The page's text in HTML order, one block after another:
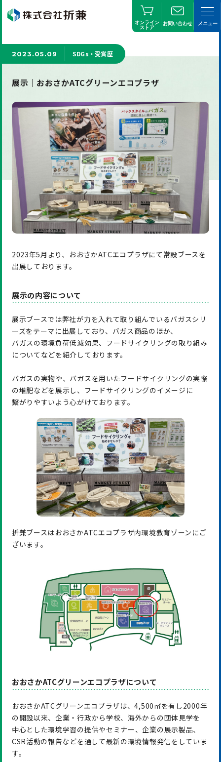
オンライン
ストア
お問い合わせ メニュー
2023.05.09 SDGs・受賞歴
展示｜おおさかATCグリーンエコプラザ
2023年5月より、おおさかATCエコプラザにて常設ブースを
出展しております。
展示の内容について
展示ブースでは弊社が力を入れて取り組んでいるバガスシリ
ーズをテーマに出展しており、バガス商品のほか、
バガスの環境負荷低減効果、フードサイクリングの取り組み
についてなどを紹介しております。
バガスの実物や、バガスを用いたフードサイクリングの実際
の堆肥などを展示し、フードサイクリングのイメージに
繋がりやすいよう心がけております。
折兼ブースはおおさかATCエコプラザ内環境教育ゾーンにご
ざいます。
おおさかATCグリーンエコプラザについて
おおさかATCグリーンエコプラザは、4,500㎡を有し2000年
の開設以来、企業・行政から学校、海外からの団体見学を
中心とした環境学習の提供やセミナー、企業の展示製品、
CSR活動の報告などを通して最新の環境情報発信をしていま
す。